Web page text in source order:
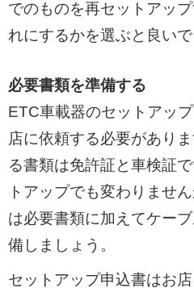
でのものを再セットアッ
れにするかを選ぶと良いで
必要書類を準備する
ETC車載器のセットアッ
店に依頼する必要があり
る書類は免許証と車検証
トアップでも変わりませ
は必要書類に加えてケー
備しましょう。
セットアップ申込書はお